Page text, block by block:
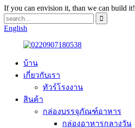
If you can envision it, than we can build it!
English
บ้าน
เกี่ยวกับเรา
ทัวร์โรงงาน
สินค้า
กล่องบรรจุภัณฑ์อาหาร
กล่องอาหารกลางวัน